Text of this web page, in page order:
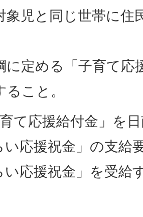
象児と同じ世帯に住
に定める「子育て応
ること。
て応援給付金」を
い応援祝金」の支給
い応援祝金」を受給